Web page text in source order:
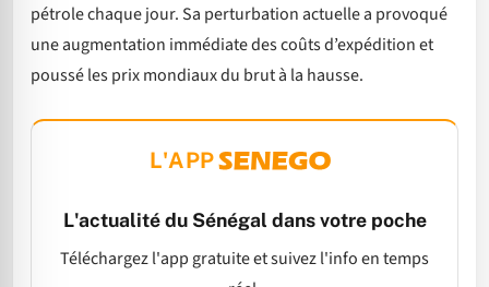
pétrole chaque jour. Sa perturbation actuelle a provoqué
une augmentation immédiate des coûts d’expédition et
poussé les prix mondiaux du brut à la hausse.
L'APP
L'actualité du Sénégal dans votre poche
Téléchargez l'app gratuite et suivez l'info en temps